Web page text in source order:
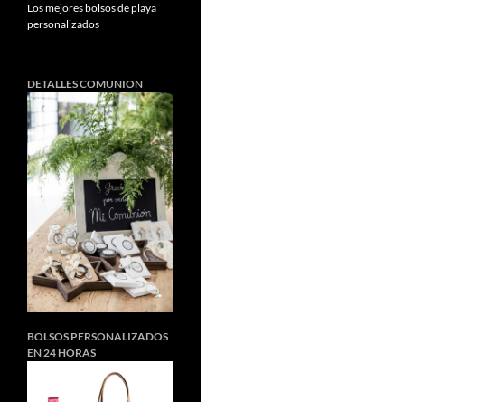
Los mejores bolsos de playa
personalizados
DETALLES COMUNION
BOLSOS PERSONALIZADOS
EN 24 HORAS